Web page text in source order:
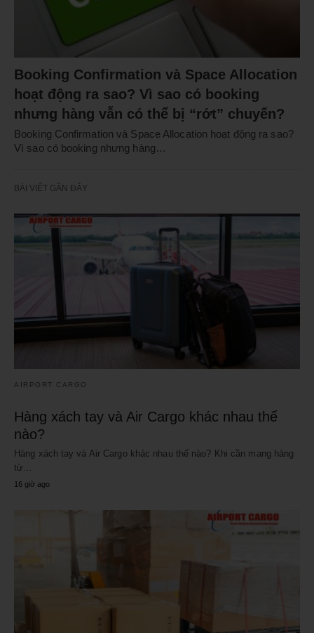
Booking Confirmation và Space Allocation
hoạt động ra sao? Vì sao có booking
nhưng hàng vẫn có thể bị “rớt” chuyến?
Booking Confirmation và Space Allocation hoạt động ra sao?
Vì sao có booking nhưng hàng…
BÀI VIẾT GẦN ĐÂY
AIRPORT CARGO
Hàng xách tay và Air Cargo khác nhau thế
nào?
Hàng xách tay và Air Cargo khác nhau thế nào? Khi cần mang hàng
từ…
16 giờ ago